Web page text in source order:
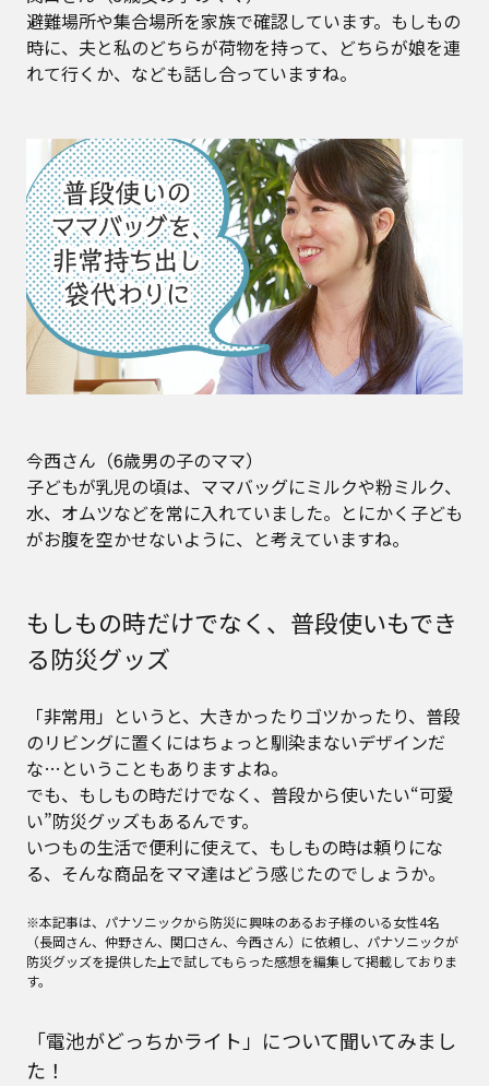
避難場所や集合場所を家族で確認しています。もしもの
時に、夫と私のどちらが荷物を持って、どちらが娘を連
れて行くか、なども話し合っていますね。
今西さん（6歳男の子のママ）
子どもが乳児の頃は、ママバッグにミルクや粉ミルク、
水、オムツなどを常に入れていました。とにかく子ども
がお腹を空かせないように、と考えていますね。
もしもの時だけでなく、普段使いもでき
る防災グッズ
「非常用」というと、大きかったりゴツかったり、普段
のリビングに置くにはちょっと馴染まないデザインだ
な…ということもありますよね。
でも、もしもの時だけでなく、普段から使いたい“可愛
い”防災グッズもあるんです。
いつもの生活で便利に使えて、もしもの時は頼りにな
る、そんな商品をママ達はどう感じたのでしょうか。
※本記事は、パナソニックから防災に興味のあるお子様のいる女性4名
（長岡さん、仲野さん、関口さん、今西さん）に依頼し、パナソニックが
防災グッズを提供した上で試してもらった感想を編集して掲載しておりま
す。
「電池がどっちかライト」について聞いてみまし
た！